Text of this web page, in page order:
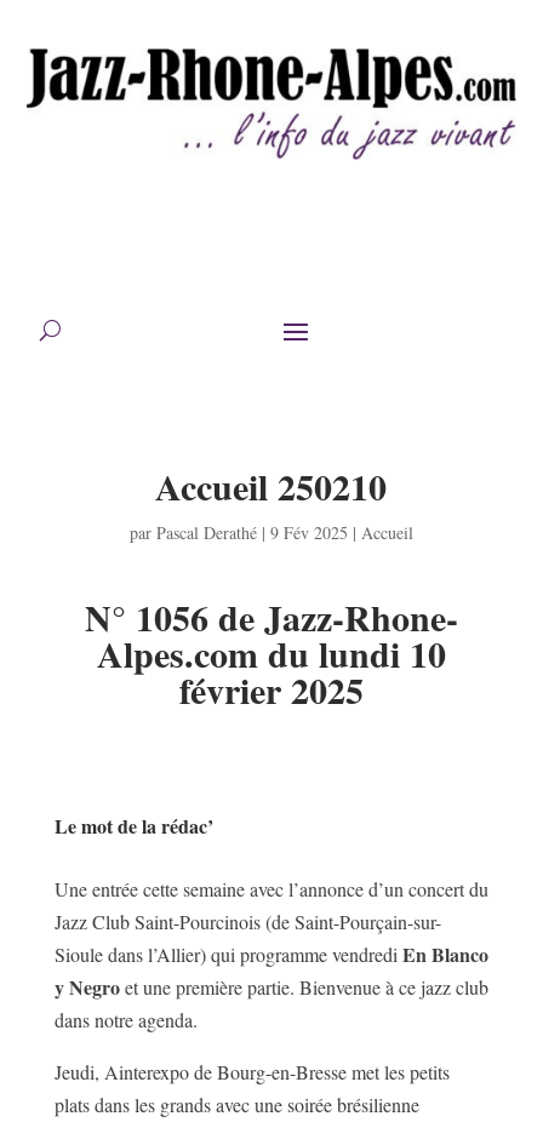
Accueil 250210
par Pascal Derathé| 9 Fév 2025 | Accueil
N° 1056 de Jazz-Rhone-
Alpes.com du lundi 10
février 2025
Le mot de la rédac’
Une entrée cette semaine avec l’annonce d’un concert du
Jazz Club Saint-Pourcinois (de Saint-Pourçain-sur-
Sioule dans l’Allier) qui programme vendredi En Blanco
y Negroet une première partie. Bienvenue à ce jazz club
dans notre agenda.
Jeudi, Ainterexpo de Bourg-en-Bresse met les petits
plats dans les grands avec une soirée brésilienne